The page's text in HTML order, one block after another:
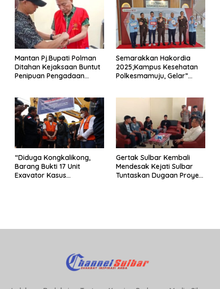
Mantan Pj.Bupati Polman
Ditahan Kejaksaan Buntut
Penipuan Pengadaan
Semarakkan Hakordia
2025;Kampus Kesehatan
Polkesmamuju, Gelar”
“Diduga Kongkalikong,
Barang Bukti 17 Unit
Exavator Kasus
Gertak Sulbar Kembali
Mendesak Kejati Sulbar
Tuntaskan Dugaan Proyek